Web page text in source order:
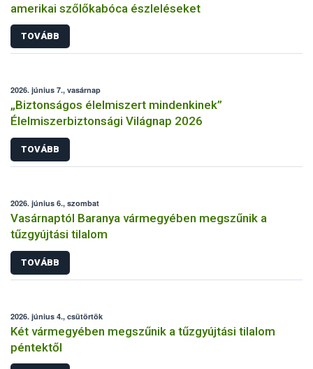
amerikai szőlőkabóca észleléseket
TOVÁBB
2026. június 7., vasárnap
„Biztonságos élelmiszert mindenkinek”
Élelmiszerbiztonsági Világnap 2026
TOVÁBB
2026. június 6., szombat
Vasárnaptól Baranya vármegyében megszűnik a
tűzgyújtási tilalom
TOVÁBB
2026. június 4., csütörtök
Két vármegyében megszűnik a tűzgyújtási tilalom
péntektől